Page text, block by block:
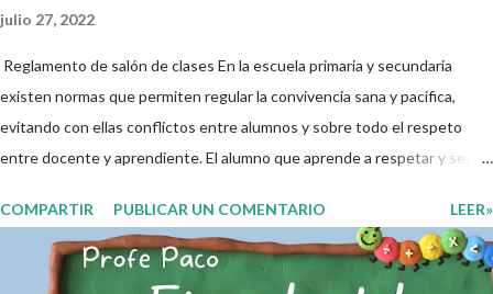
julio 27, 2022
Reglamento de salón de clases En la escuela primaria y secundaria
existen normas que permiten regular la convivencia sana y pacifica,
evitando con ellas conflictos entre alumnos y sobre todo el respeto
entre docente y aprendiente. El alumno que aprende a respetar y seguir
entiende las consecuencias de sus acciones, es por eso que el objetivo
fundamental de las normas de clases o reglamento de aula buscan
formar aprendientes que desde pequeños, entiendan, analizan y
COMPARTIR PUBLICAR UN COMENTARIO LEER»